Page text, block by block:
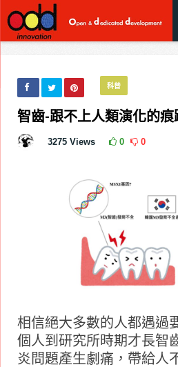
科普
智齒-跟不上人類演化的
3275 Views 0 0
相信絕大多數的人都遇過
個人到研究所時期才長智
炎問題產生劇痛，帶給人